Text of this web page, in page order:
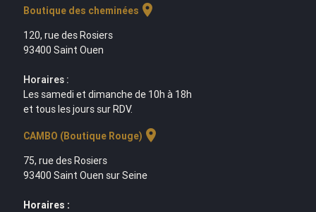
Boutique des cheminées location_on
120, rue des Rosiers
93400 Saint Ouen
Horaires :
Les samedi et dimanche de 10h à 18h
et tous les jours sur RDV.
CAMBO (Boutique Rouge) location_on
75, rue des Rosiers
93400 Saint Ouen sur Seine
Horaires :